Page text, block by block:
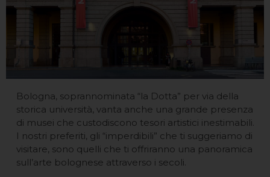
Bologna, soprannominata “la Dotta” per via della
storica università, vanta anche una grande presenza
di musei che custodiscono tesori artistici inestimabili.
I nostri preferiti, gli “imperdibili” che ti suggeriamo di
visitare, sono quelli che ti offriranno una panoramica
sull’arte bolognese attraverso i secoli.